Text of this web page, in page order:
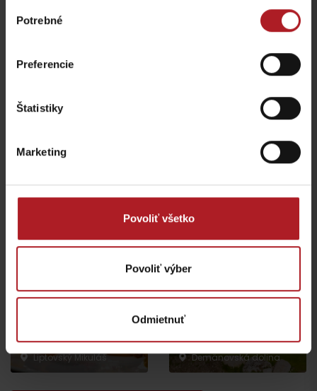
súhlasu
Potrebné
Preferencie
Štatistiky
Marketing
Povoliť všetko
Povoliť výber
Odmietnuť
Chopku
Reštaurácia Hotel Jasná
Demänovská Dolina
Reštaurácia Habarka
Reštaurácia Happy End
Jasná
Demänovská Dolina
Reštaurácia POŠTA
Liptovský Mikuláš
Family
Demänovská dolina